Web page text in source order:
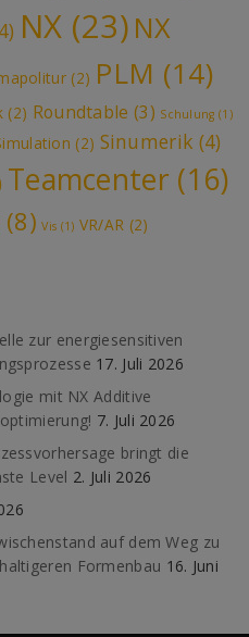
NX (23) NX
(2) PLM (14)
(2) Roundtable (3) Schulung (1)
(2) Sinumerik (4)
Teamcenter(16)
(8) Vis (1) VR/AR (2)
zur energiesensitiven
17. Juli 2026
mit NX Additive
7. Juli 2026
bringt die
Level 2. Juli 2026
auf dem Weg zu
Formenbau 16. Juni